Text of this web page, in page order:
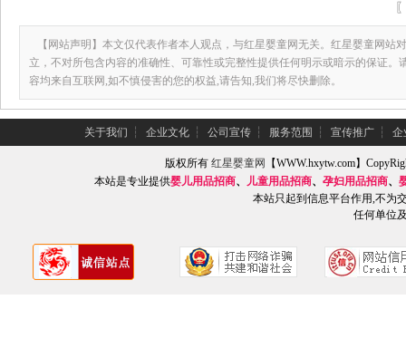
【网站声明】本文仅代表作者本人观点，与红星婴童网无关。红星婴童网站
立，不对所包含内容的准确性、可靠性或完整性提供任何明示或暗示的保证。
容均来自互联网,如不慎侵害的您的权益,请告知,我们将尽快删除。
关于我们 ┆ 企业文化 ┆ 公司宣传 ┆ 服务范围 ┆ 宣传推广 ┆ 企
版权所有红星婴童网
【WWW.hxytw.com】
本站是专业提供婴儿用品招商、 儿童用品招商、 孕妇用品招商、
本站只起到信息平台作用,不为
任何单位